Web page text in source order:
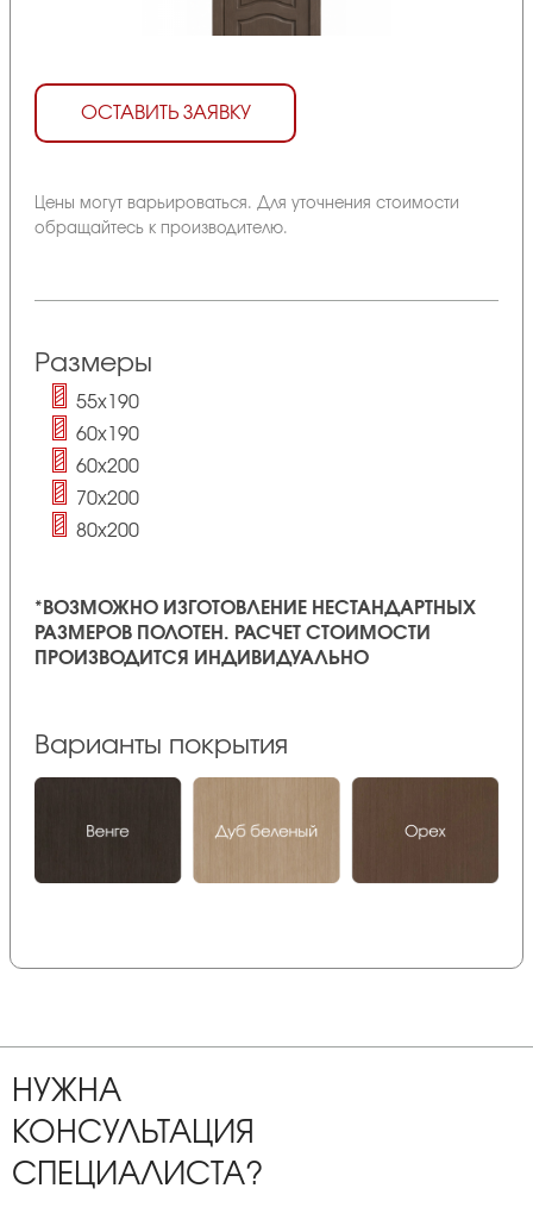
ОСТАВИТЬ ЗАЯВКУ
Цены могут варьироваться. Для уточнения стоимости
обращайтесь к производителю.
Размеры
55х190
60х190
60х200
70х200
80х200
*ВОЗМОЖНО ИЗГОТОВЛЕНИЕ НЕСТАНДАРТНЫХ
РАЗМЕРОВ ПОЛОТЕН. РАСЧЕТ СТОИМОСТИ
ПРОИЗВОДИТСЯ ИНДИВИДУАЛЬНО
Варианты покрытия
НУЖНА
КОНСУЛЬТАЦИЯ
СПЕЦИАЛИСТА?